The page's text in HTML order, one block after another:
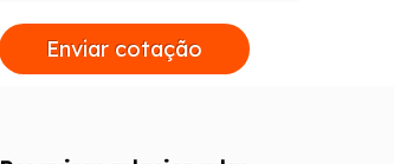
Enviar cotação